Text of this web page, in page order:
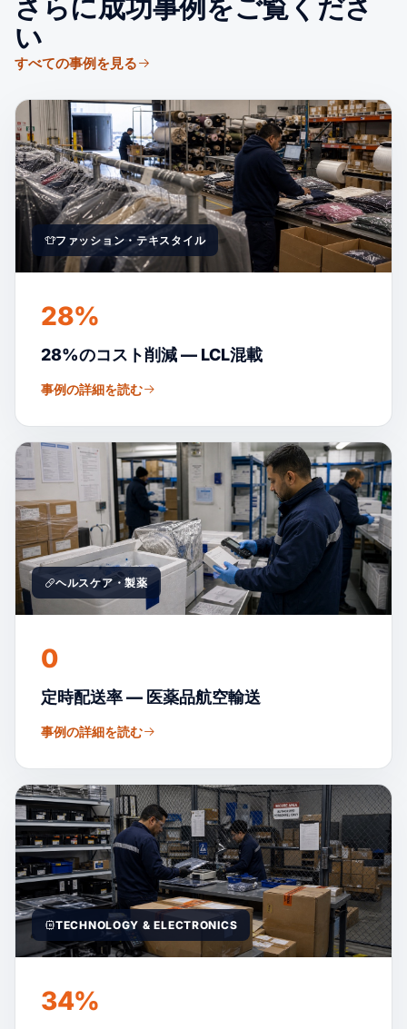
さらに成功事例をご覧くださ
い
すべての事例を見る
ファッション・テキスタイル
28%
28%のコスト削減 — LCL混載
事例の詳細を読む
ヘルスケア・製薬
0
定時配送率 — 医薬品航空輸送
事例の詳細を読む
TECHNOLOGY & ELECTRONICS
34%